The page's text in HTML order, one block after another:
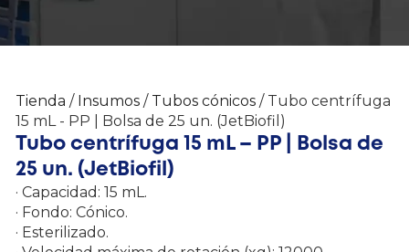
Tienda / Insumos / Tubos cónicos / Tubo centrífuga
15 mL - PP | Bolsa de 25 un. (JetBiofil)
Tubo centrífuga 15 mL – PP | Bolsa de
25 un. (JetBiofil)
· Capacidad: 15 mL.
· Fondo: Cónico.
· Esterilizado.